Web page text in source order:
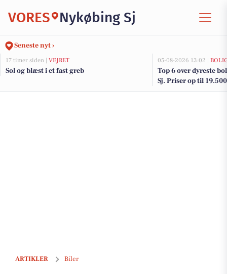
VORES Nykøbing Sj
Seneste nyt ›
17 timer siden | VEJRET
Sol og blæst i et fast greb
05-08-2026 13:02 |
Top 6 over dyreste
Sj. Priser op til
ARTIKLER Biler
10 dyreste biler til salg i nærheden af Odsherred Kommune